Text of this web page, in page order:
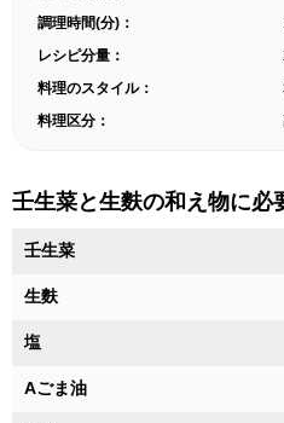
調理時間(分)：
レシピ分量：
料理のスタイル：
料理区分：
壬生菜と生麩の和え物に必
壬生菜
生麩
塩
Aごま油